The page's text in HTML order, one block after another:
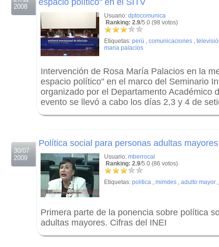
2008
espacio político" en el SITV
Usuario: dptocomunica
Ranking: 2.9/5.0 (98 votos)
Etiquetas: perú , comunicaciones ,
maria palacios
Intervención de Rosa María Palacios en la
espacio político" en el marco del Seminario
organizado por el Departamento Académico
evento se llevó a cabo los días 2,3 y 4 de
30/07
2009
Política social para personas adultas mayores
Usuario: mberrocal
Ranking: 2.9/5.0 (86 votos)
Etiquetas: politica , mimdes , adulto mayor
Primera parte de la ponencia sobre política
adultas mayores. Cifras del INEI